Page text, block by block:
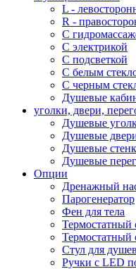
L -
R -
С
С электрикой
С подсветкой
С белым
С черным
Душевые
уголки, двери,
Душевые
Душевые
Душевые
Душевые
Опции
Дренажный
Парогенератор
Фен для тела
Термостатный
Термостатный
Стул для
Ручки с LED